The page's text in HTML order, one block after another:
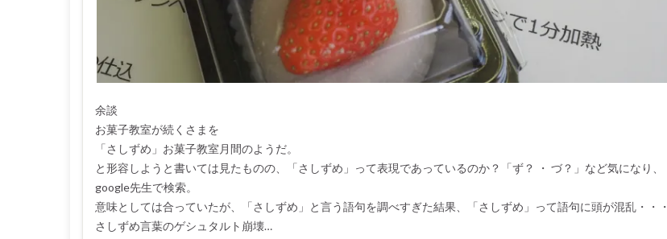
余談
お菓子教室が続くさまを
「さしずめ」お菓子教室月間のようだ。
と形容しようと書いては見たものの、「さしずめ」って表現であっているのか？「ず？ ・ づ？」など気になり、
google先生で検索。
意味としては合っていたが、「さしずめ」と言う語句を調べすぎた結果、「さしずめ」って語句に頭が混乱・・・
さしずめ言葉のゲシュタルト崩壊…